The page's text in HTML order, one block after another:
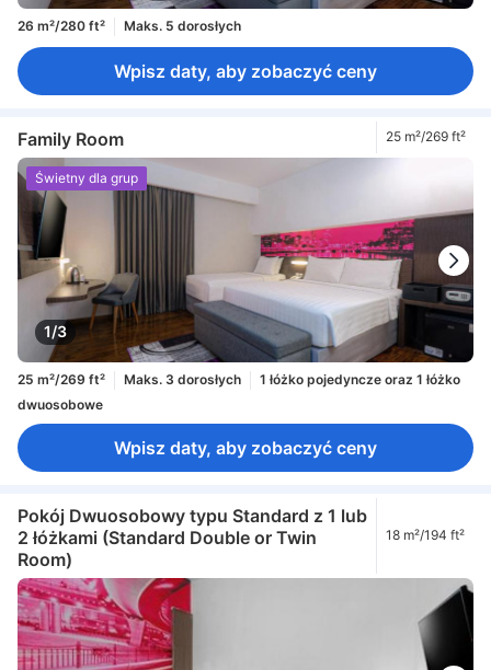
26 m²/280 ft² Maks. 5 dorosłych
Wpisz daty, aby zobaczyć ceny
Family Room 25 m²/269 ft²
1/3
Świetny dla grup
25 m²/269 ft² Maks. 3 dorosłych
1 łóżko pojedyncze oraz 1 łóżko
dwuosobowe
Wpisz daty, aby zobaczyć ceny
Pokój Dwuosobowy typu Standard z 1 lub
2 łóżkami (Standard Double or Twin
Room)
18 m²/194 ft²